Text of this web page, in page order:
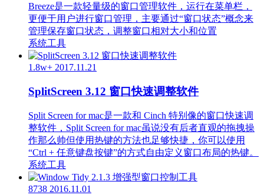
Breeze是一款轻量级的窗口管理软件，运行在菜单栏，
更便于用户进行窗口管理，主要通过“窗口状态”概念来
管理保存窗口状态，调整窗口相对大小和位置
系统工具
1.8w+ 2017.11.21
SplitScreen 3.12 窗口快速调整软件
Split Screen for mac是一款和 Cinch 特别像的窗口快速调
整软件，Split Screen for mac虽说没有后者直观的拖拽操
作那么帅但使用热键的方法也足够快捷，你可以使用
“Ctrl + 任意键盘按键”的方式自由定义窗口布局的热键。
系统工具
8738 2016.11.01